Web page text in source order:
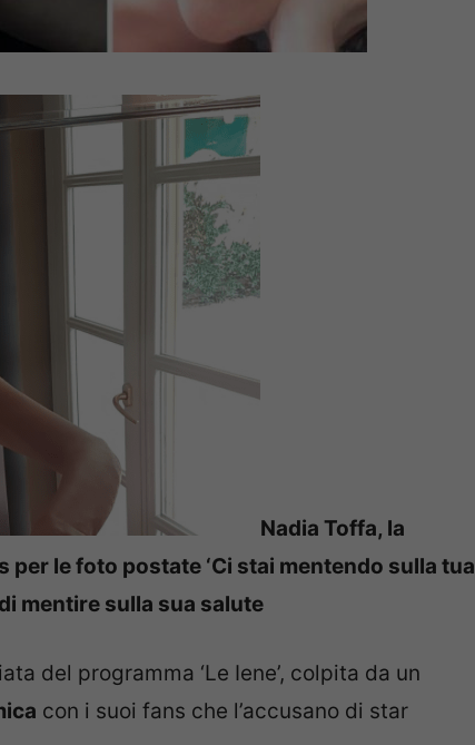
Nadia Toffa, la
per le foto postate ‘Ci stai mentendo sulla tua
mentire sulla sua salute
del programma ‘Le Iene’, colpita da un
con i suoi fans che l’accusano di star